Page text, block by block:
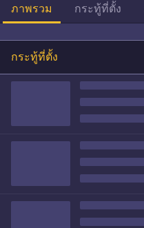
ภาพรวม กระทู้ที่ตั้ง
กระทู้ที่ตั้ง